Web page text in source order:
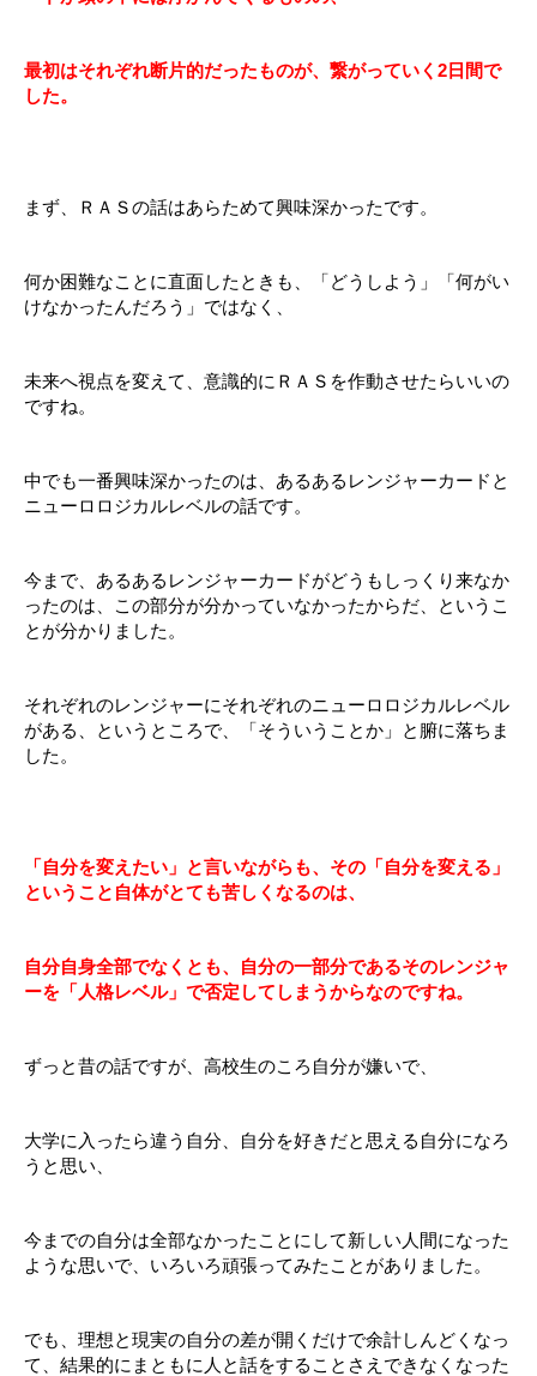
最初はそれぞれ断片的だったものが、繋がっていく2日間で
した。
まず、ＲＡＳの話はあらためて興味深かったです。
何か困難なことに直面したときも、「どうしよう」「何がい
けなかったんだろう」ではなく、
未来へ視点を変えて、意識的にＲＡＳを作動させたらいいの
ですね。
中でも一番興味深かったのは、あるあるレンジャーカードと
ニューロロジカルレベルの話です。
今まで、あるあるレンジャーカードがどうもしっくり来なか
ったのは、この部分が分かっていなかったからだ、というこ
とが分かりました。
それぞれのレンジャーにそれぞれのニューロロジカルレベル
がある、というところで、「そういうことか」と腑に落ちま
した。
「自分を変えたい」と言いながらも、その「自分を変える」
ということ自体がとても苦しくなるのは、
自分自身全部でなくとも、自分の一部分であるそのレンジャ
ーを「人格レベル」で否定してしまうからなのですね。
ずっと昔の話ですが、高校生のころ自分が嫌いで、
大学に入ったら違う自分、自分を好きだと思える自分になろ
うと思い、
今までの自分は全部なかったことにして新しい人間になった
ような思いで、いろいろ頑張ってみたことがありました。
でも、理想と現実の自分の差が開くだけで余計しんどくなっ
て、結果的にまともに人と話をすることさえできなくなった